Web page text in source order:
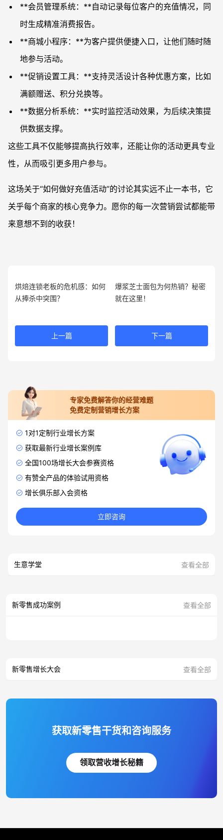
**会员管理系统：**自动记录每位客户的充值情况，同
时生成精准消费报告。
**商城小程序：**为客户提供便捷入口，让他们随时随
地参与活动。
**促销设置工具：**支持灵活设计各种优惠方案，比如
满额赠送、积分兑换等。
**数据分析系统：**实时监控活动效果，为后续决策提
供数据支撑。
这些工具不仅能够提高执行效率，还能让你的活动更具专业
性，从而吸引更多用户参与。
这场关于“如何做好充值活动”的讨论其实远不止一本书，它
关乎每个商家的核心竞争力。愿你的每一次营销尝试都能带
来意想不到的收获！
烘焙连锁老板的危机感：如何
从捧杀中突围？
上一篇
爆浆芝士面包为何热销？秘密
就在这里！
下一篇
专家免费解答你的经营难题
免费定制营销增长方案
1对1定制行业增长方案
获取最新行业增长案例库
全国100场增长大会参赛资格
有赞全产品的体验试用资格
增长俱乐部入会资格
立即咨询
生意学堂 查看全部
新零售成功案例 查看全部
新零售增长大会 查看全部
获取新零售干货和咨询服务
领取营收增长秘籍